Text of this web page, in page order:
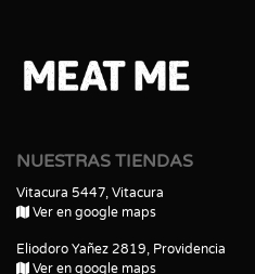
NUESTRAS TIENDAS
Vitacura 5447, Vitacura
Ver en google maps
Eliodoro Yañez 2819, Providencia
Ver en google maps